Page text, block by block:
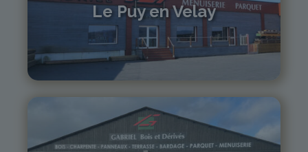
Le Puy en Velay
04 71 01 13 30
lepuy@gabriel-sa.fr